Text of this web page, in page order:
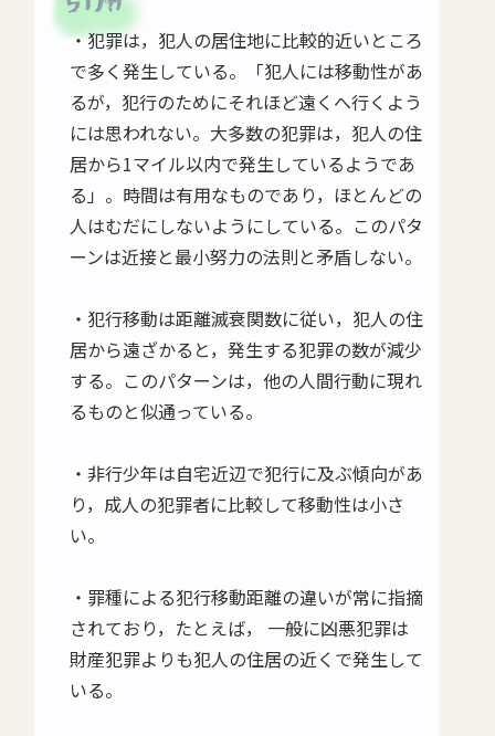
・犯罪は，犯人の居住地に比較的近いところ
で多く発生している。「犯人には移動性があ
るが，犯行のためにそれほど遠くへ行くよう
には思われない。大多数の犯罪は，犯人の住
居から1マイル以内で発生しているようであ
る」。時間は有用なものであり，ほとんどの
人はむだにしないようにしている。このパタ
ーンは近接と最小努力の法則と矛盾しない。
・犯行移動は距離滅衰関数に従い，犯人の住
居から遠ざかると，発生する犯罪の数が減少
する。このパターンは，他の人間行動に現れ
るものと似通っている。
・非行少年は自宅近辺で犯行に及ぶ傾向があ
り，成人の犯罪者に比較して移動性は小さ
い。
・罪種による犯行移動距離の違いが常に指摘
されており，たとえば， 一般に凶悪犯罪は
財産犯罪よりも犯人の住居の近くで発生して
いる。